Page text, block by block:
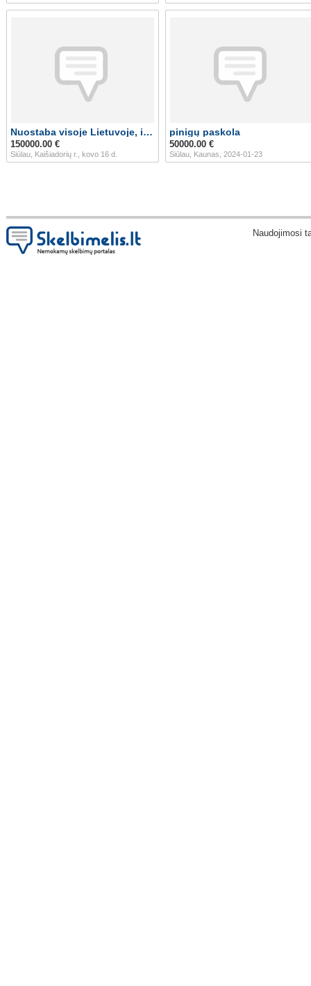
Nuostaba visoje Lietuvoje, internetinė paskolos s
150000.00 €
Siūlau, Kaišiadorių r., kovo 16 d.
pinigų paskola
50000.00 €
Siūlau, Kaunas, 2024-01-23
Naudojimosi